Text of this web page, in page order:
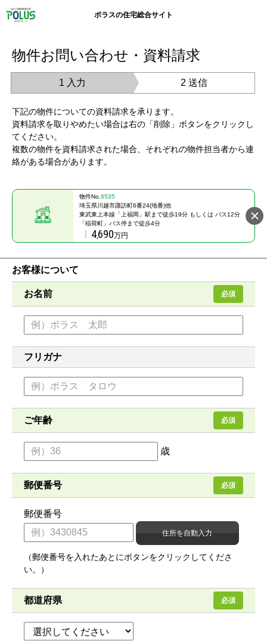
ポラスの住宅総合サイト
物件お問い合わせ・資料請求
1 入力 2 送信
下記の物件についての資料請求を承ります。
資料請求を取りやめたい場合は右の「削除」ボタンをクリックし
てください。
複数の物件を資料請求された場合、それぞれの物件担当者から連
絡がある場合があります。
物件No. 8535
埼玉県川越市諏訪町6番24(地番)他
東武東上本線「上福岡」駅まで徒歩19分 もしくは バス12分
「稲荷町」バス停まで徒歩4分
4, 690万円
お客様について
お名前 必須
フリガナ
ご年齢 必須
歳
郵便番号 必須
郵便番号
（郵便番号を入れたあとにボタンをクリックしてくださ
い。）
都道府県 必須